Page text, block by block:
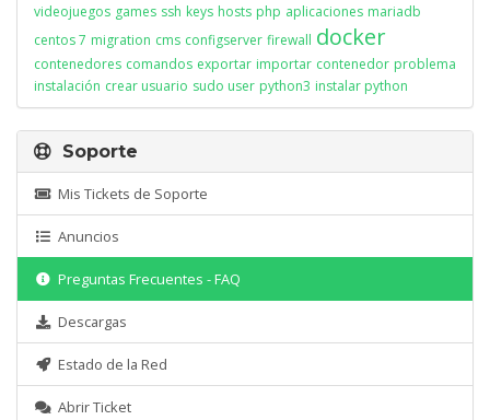
videojuegos games ssh keys hosts php aplicaciones mariadb
centos 7 migration cms configserver firewall docker
contenedores comandos exportar importar contenedor problema
instalación crear usuario sudo user python3 instalar python
Soporte
Mis Tickets de Soporte
Anuncios
Preguntas Frecuentes - FAQ
Descargas
Estado de la Red
Abrir Ticket